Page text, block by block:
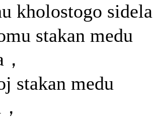
kholostogo
stakan medu
stakan medu